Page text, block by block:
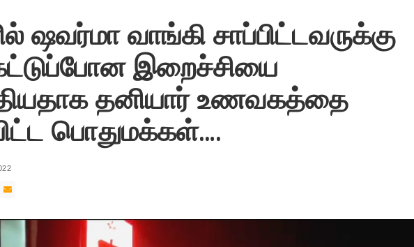
வாங்கி சாப்பிட்டவருக்கு
இறைச்சியை
தனியார் உணவகத்தை
பொதுமக்கள்….